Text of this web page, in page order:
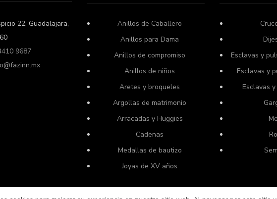
22, Guadalajara,
9687
Anillos de Caballero
Anillos para Dama
Anillos de compromiso
Anillos de niños
Aretes y broqueles
Argollas de matrimonio
Arracadas y Huggies
Cadenas
Medallas de bautizo
Joyas de XV años
Esclavas y
Esclavas y
Esclavas